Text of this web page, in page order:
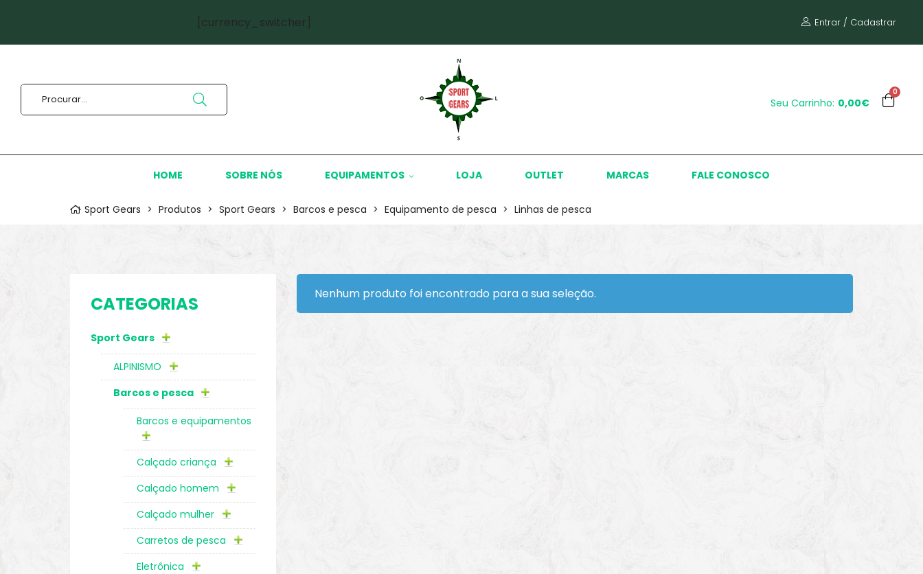
[currency_switcher] Entrar / Cadastrar
0
Seu Carrinho: 0,00€
HOME SOBRE NÓS EQUIPAMENTOS LOJA OUTLET MARCAS FALE CONOSCO
Sport Gears > Produtos > Sport Gears > Barcos e pesca > Equipamento de pesca > Linhas de pesca
Nenhum produto foi encontrado para a sua seleção.
CATEGORIAS
Sport Gears
ALPINISMO
Barcos e pesca
Barcos e equipamentos
Calçado criança
Calçado homem
Calçado mulher
Carretos de pesca
Eletrônica